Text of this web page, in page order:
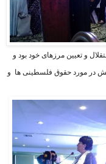
و تعیین مرزهای خود بود و
در مورد حقوق فلسطینی ها و